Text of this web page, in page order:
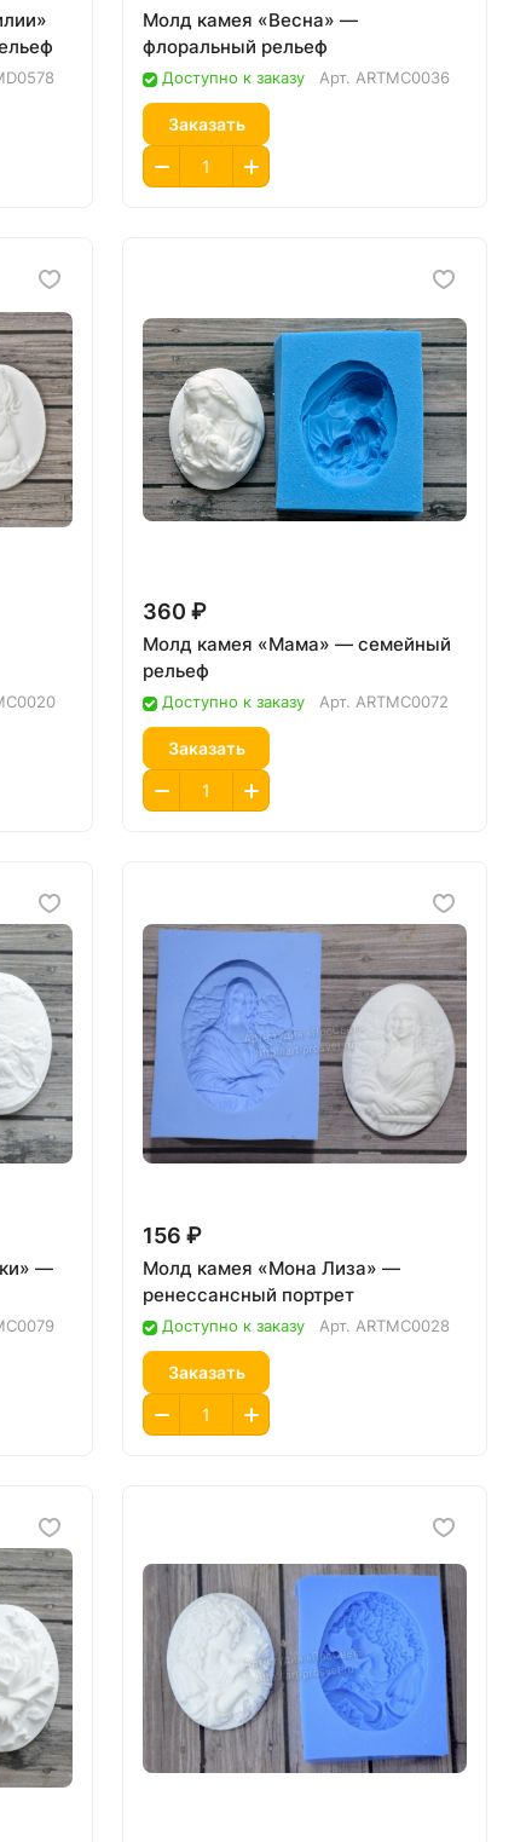
Молд камея «Весна» —
флоральный рельеф
Доступно к заказу Арт. ARTMC0036
Заказать
360 ₽
Молд камея «Мама» — семейный
рельеф
Доступно к заказу Арт. ARTMC0072
Заказать
—
156 ₽
Молд камея «Мона Лиза» —
ренессансный портрет
Доступно к заказу Арт. ARTMC0028
Заказать